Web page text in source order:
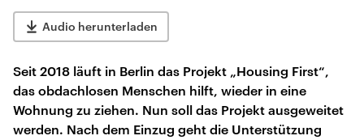
Audio herunterladen
Seit 2018 läuft in Berlin das Projekt „Housing First“,
das obdachlosen Menschen hilft, wieder in eine
Wohnung zu ziehen. Nun soll das Projekt ausgeweitet
werden. Nach dem Einzug geht die Unterstützung